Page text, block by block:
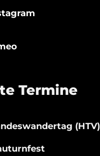
Termine
(HTV)